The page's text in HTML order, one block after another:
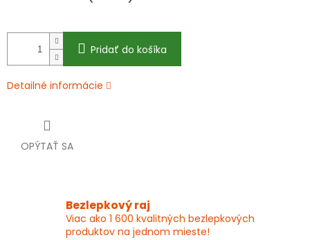
Pridať do košíka
Detailné informácie
OPÝTAŤ SA
Bezlepkový raj
Viac ako 1 600 kvalitných bezlepkových
produktov na jednom mieste!